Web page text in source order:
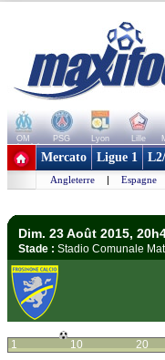
OM PSG Lyon Lille
+ de clubs
Mercato Ligue 1
Angleterre | Espagne
Dim. 23 Août 2015,
Stade : Stadio Comunale
1 10 20